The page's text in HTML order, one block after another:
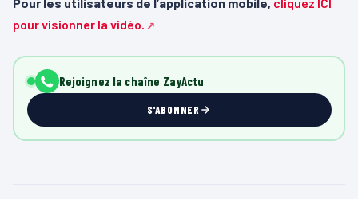
pour visionner la vidéo.
Rejoignez la chaîne ZayActu
S'ABONNER